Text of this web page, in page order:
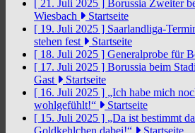
[ 21. Juli 2025 ] Borussia Zweiter
Wiesbach
Startseite
[ 19. Juli 2025 ] Saarlandliga-
stehen fest
Startseite
[ 18. Juli 2025 ] Generalprobe für
[ 17. Juli 2025 ] Borussia beim
Gast
Startseite
[ 16. Juli 2025 ] „Ich habe mich
wohlgefühlt!“
Startseite
[ 15. Juli 2025 ] „Da ist bestimmt
Goldkehlchen dabei!“
Startseite